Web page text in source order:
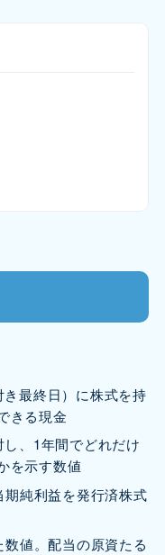
最終日）に株式を持
きる現金
、1年間でどれだけ
を示す数値
純利益を発行済株式
値。配当の原資たる